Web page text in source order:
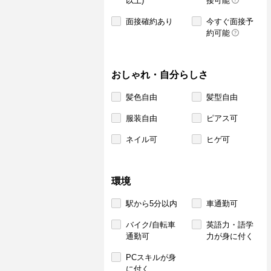
面接確約あり
今すぐ面接予
約可能
おしゃれ・自分らしさ
髪色自由 髪型自由
服装自由 ピアス可
ネイル可 ヒゲ可
環境
駅から5分以内 車通勤可
バイク/自転車
通勤可
英語力・語学
力が身に付く
PCスキルが身
に付く